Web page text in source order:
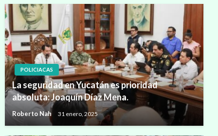
POLICIACAS
La seguridad en Yucatán es prioridad
absoluta: Joaquín Díaz Mena.
Roberto Nah 31 enero, 2025